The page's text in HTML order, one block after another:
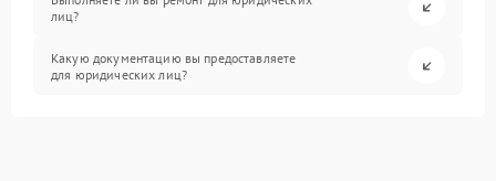
лиц?
Какую документацию вы предоставляете
для юридических лиц?